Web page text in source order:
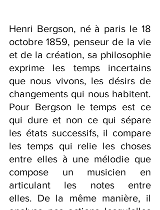
Henri Bergson, né à paris le 18
octobre 1859, penseur de la vie
et de la création, sa philosophie
exprime les temps incertains
que nous vivons, les désirs de
changements qui nous habitent.
Pour Bergson le temps est ce
qui dure et non ce qui sépare
les états successifs, il compare
les temps qui relie les choses
entre elles à une mélodie que
compose un musicien en
articulant les notes entre
elles. De la même manière, il